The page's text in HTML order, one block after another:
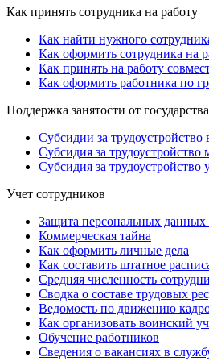
Как принять сотрудника на работу
Как найти нужного
Как оформить сотрудника на
Как принять на работу
Как оформить работника по
Поддержка занятости от
Субсидии за трудоустройство
Субсидия за
Субсидия за
Учет сотрудников
Защита персональных данных
Коммерческая тайна
Как оформить личные дела
Как составить штатное
Средняя численность
Сводка о составе трудовых
Ведомость по движению
Как организовать воинский
Обучение работников
Сведения о вакансиях в